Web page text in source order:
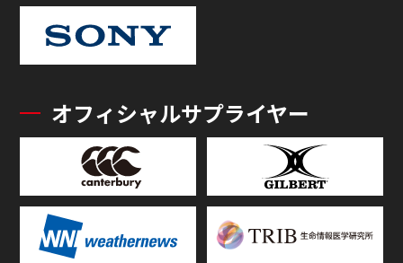
オフィシャルサプライヤー